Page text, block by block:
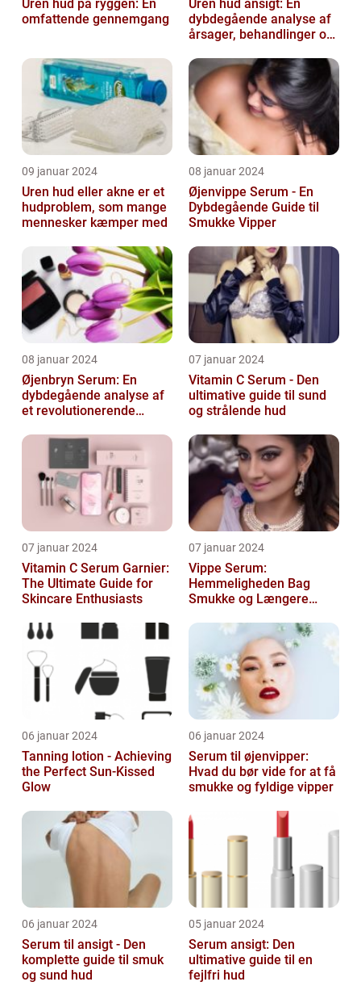
Uren hud på ryggen: En
omfattende gennemgang
Uren hud ansigt: En
dybdegående analyse af
årsager, behandlinger og
09 januar 2024
Uren hud eller akne er et
hudproblem, som mange
mennesker kæmper med
08 januar 2024
Øjenvippe Serum - En
Dybdegående Guide til
Smukke Vipper
08 januar 2024
Øjenbryn Serum: En
dybdegående analyse af
et revolutionerende
07 januar 2024
Vitamin C Serum - Den
ultimative guide til sund
og strålende hud
07 januar 2024
Vitamin C Serum Garnier:
The Ultimate Guide for
Skincare Enthusiasts
07 januar 2024
Vippe Serum:
Hemmeligheden Bag
Smukke og Længere
06 januar 2024
Tanning lotion - Achieving
the Perfect Sun-Kissed
Glow
06 januar 2024
Serum til øjenvipper:
Hvad du bør vide for at få
smukke og fyldige vipper
06 januar 2024
Serum til ansigt - Den
komplette guide til smuk
og sund hud
05 januar 2024
Serum ansigt: Den
ultimative guide til en
fejlfri hud